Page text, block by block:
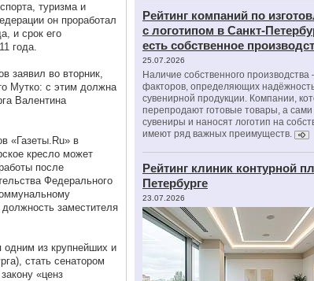
туризма и
он проработал
и срок его
года.
заявил во вторник,
Мутко: с этим должна
Валентина
«Газеты.Ru» в
кресло может
после
Федерального
заместителя
одним из крупнейших и
стать сенатором
«ценз
Рейтинг компаний по
с логотипом в Санкт-
есть собственное
25.07.2026
Наличие собственного
факторов, определяющих
сувенирной продукции. Компании,
перепродают готовые товары, а сами
сувениры и наносят логотип на
имеют ряд важных преимуществ.
Рейтинг клиник контурной
Петербурге
23.07.2026